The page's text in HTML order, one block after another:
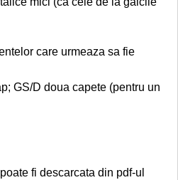
care urmeaza sa fie
GS/D doua capete (pentru un
fi descarcata din pdf-ul